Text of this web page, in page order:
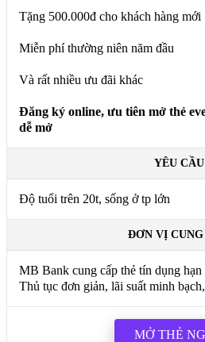
Tặng 500.000đ cho khách hàng mới
Miễn phí thường niên năm đầu
Và rất nhiều ưu đãi khác
Đăng ký online, ưu tiên mở thẻ
dễ mở
YÊU CẦU
Độ tuổi trên 20t, sống ở tp lớn
ĐƠN VỊ CUNG
MB Bank cung cấp thẻ tín dụng
Thủ tục đơn giản, lãi suất minh
MỞ THẺ